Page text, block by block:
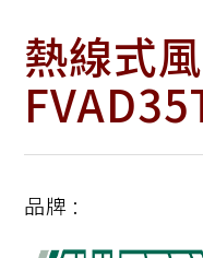
熱線式
品牌 :